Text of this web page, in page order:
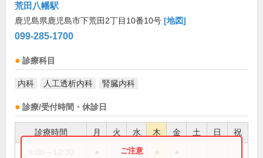
荒田八幡駅
鹿児島県鹿児島市下荒田2丁目10番10号 [地図]
099-285-1700
診療科目
内科 人工透析内科 腎臓内科
診療/受付時間・休診日
診療時間 月 火 水 木 金 土 日 祝
●